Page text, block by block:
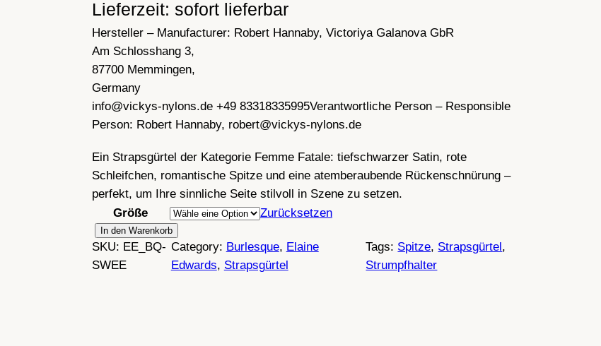
Lieferzeit: sofort lieferbar
Hersteller – Manufacturer: Robert Hannaby, Victoriya Galanova GbR
Am Schlosshang 3,
87700 Memmingen,
Germany
info@vickys-nylons.de +49 83318335995Verantwortliche Person – Responsible
Person: Robert Hannaby, robert@vickys-nylons.de
Ein Strapsgürtel der Kategorie Femme Fatale: tiefschwarzer Satin, rote
Schleifchen, romantische Spitze und eine atemberaubende Rückenschnürung –
perfekt, um Ihre sinnliche Seite stilvoll in Szene zu setzen.
Größe
Zurücksetzen
u
r
In den Warenkorb
SKU: EE_BQ-
SWEE
Category: Burlesque, Elaine
Edwards, Strapsgürtel
Tags: Spitze, Strapsgürtel
Strumpfhalter